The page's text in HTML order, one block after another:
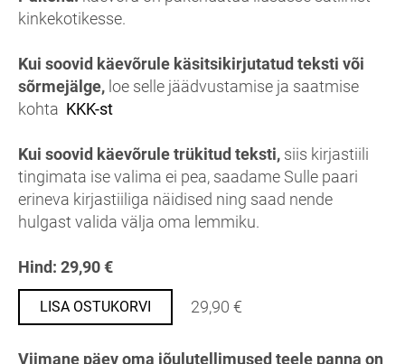
kinkekotikesse.
Kui soovid käevõrule käsitsikirjutatud teksti või
sõrmejälge, loe selle jäädvustamise ja saatmise
kohta KKK-st
Kui soovid käevõrule trükitud teksti, siis kirjastiili
tingimata ise valima ei pea, saadame Sulle paari
erineva kirjastiiliga näidised ning saad nende
hulgast valida välja oma lemmiku.
Hind: 29,90 €
LISA OSTUKORVI 29,90 €
Viimane päev oma jõulutellimused teele panna on